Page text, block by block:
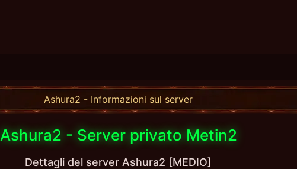
Ashura2 - Informazioni sul server
Ashura2 - Server privato Metin2
Dettagli del server Ashura2 [MEDIO]